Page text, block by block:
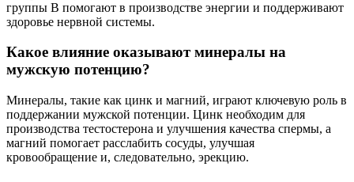
группы B помогают в производстве энергии и поддерживают
здоровье нервной системы.
Какое влияние оказывают минералы на
мужскую потенцию?
Минералы, такие как цинк и магний, играют ключевую роль в
поддержании мужской потенции. Цинк необходим для
производства тестостерона и улучшения качества спермы, а
магний помогает расслабить сосуды, улучшая
кровообращение и, следовательно, эрекцию.